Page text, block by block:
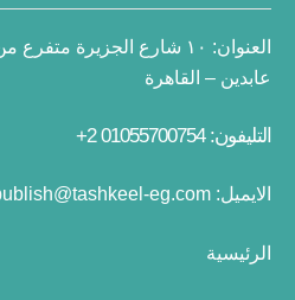
العنوان:
١٠ شارع الجزيرة
عابدين – القاهرة
التليفون: 01055700754 2+
الايميل: eg.com
الرئيسية